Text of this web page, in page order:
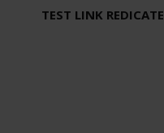
TEST LINK REDICATE